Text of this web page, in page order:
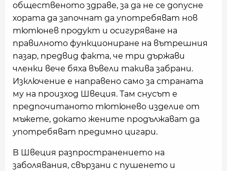
общественото здраве, за да не се допусне
хората да започнат да употребяват нов
тютюнев продукт и осигуряване на
правилното функциониране на вътрешния
пазар, предвид факта, че три държави
членки вече бяха въвели такива забрани.
Изключение е направено само за страната
му на произход Швеция. Там снусът е
предпочитаното тютюнево изделие от
мъжете, докато жените продължават да
употребяват предимно цигари.
В Швеция разпространението на
заболявания, свързани с пушенето и